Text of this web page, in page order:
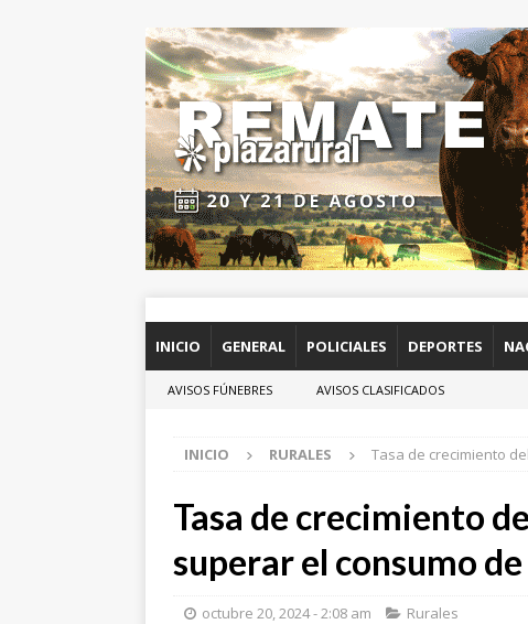
INICIO GENERAL POLICIALES DEPORTES
AVISOS FÚNEBRES AVISOS CLASIFICADOS
INICIO RURALES Tasa de crecimiento
Tasa de crecimiento
superar el consumo
octubre 20, 2024 - 2:08 am Rurales